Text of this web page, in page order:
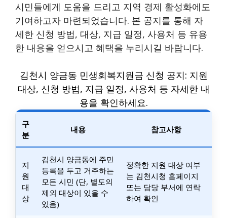
시민들에게 도움을 드리고 지역 경제 활성화에도
기여하고자 마련되었습니다. 본 공지를 통해 자
세한 신청 방법, 대상, 지급 일정, 사용처 등 유용
한 내용을 얻으시고 혜택을 누리시길 바랍니다.
김천시 양금동 민생회복지원금 신청 공지: 지원
대상, 신청 방법, 지급 일정, 사용처 등 자세한 내
용을 확인하세요.
구
분
내용 참고사항
지
원
대
상
김천시 양금동에 주민
등록을 두고 거주하는
모든 시민 (단, 별도의
제외 대상이 있을 수
있음)
정확한 지원 대상 여부
는 김천시청 홈페이지
또는 담당 부서에 연락
하여 확인